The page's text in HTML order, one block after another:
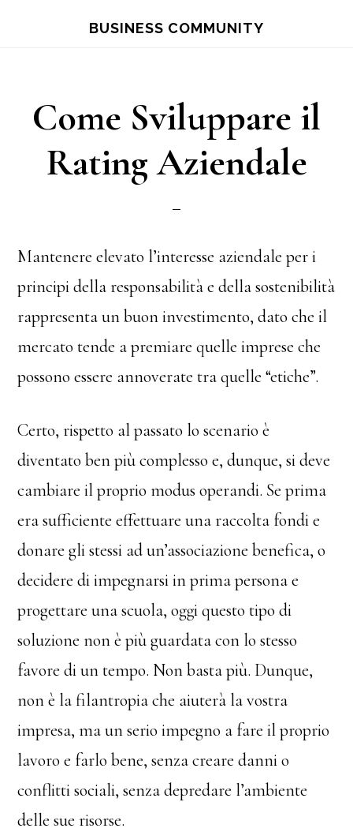
content
sidebar
BUSINESS COMMUNITY
Come Sviluppare il
Rating Aziendale
Mantenere elevato l’interesse aziendale per i
principi della responsabilità e della sostenibilità
rappresenta un buon investimento, dato che il
mercato tende a premiare quelle imprese che
possono essere annoverate tra quelle “etiche”.
Certo, rispetto al passato lo scenario è
diventato ben più complesso e, dunque, si deve
cambiare il proprio modus operandi. Se prima
era sufficiente effettuare una raccolta fondi e
donare gli stessi ad un’associazione benefica, o
decidere di impegnarsi in prima persona e
progettare una scuola, oggi questo tipo di
soluzione non è più guardata con lo stesso
favore di un tempo. Non basta più. Dunque,
non è la filantropia che aiuterà la vostra
impresa, ma un serio impegno a fare il proprio
lavoro e farlo bene, senza creare danni o
conflitti sociali, senza depredare l’ambiente
delle sue risorse.